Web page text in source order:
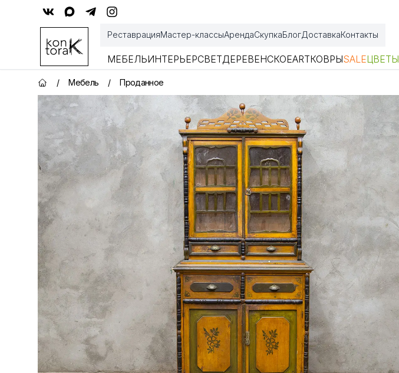
РеставрацияМастер-классыАрендаСкупкаБлогДоставкаКонтакты
МЕБЕЛЬИНТЕРЬЕРСВЕТДЕРЕВЕНСКОЕARTКОВРЫSALEЦВЕТЫ
Главная страница
/ Мебель / Проданное